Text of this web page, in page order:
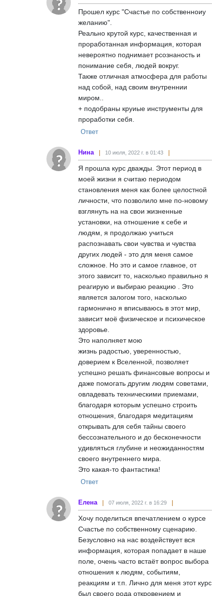
Прошел курс "Счастье по собственноиу
желанию".
Реально крутой курс, качественная и
проработанная информация, которая
невероятно поднимает рсознаность и
понимание себя, людей вокруг.
Также отличная атмосфера для работы
над собой, над своим внутреннии
миром..
+ подобраны круиые инструменты для
проработки себя.
Ответ
Нина 10 июля, 2022 г. в 01:43
Я прошла курс дважды. Этот период в
моей жизни я считаю периодом
становления меня как более целостной
личности, что позволило мне по-новому
взглянуть на на свои жизненные
установки, на отношение к себе и
людям, я продолжаю учиться
распознавать свои чувства и чувства
других людей - это для меня самое
сложное. Но это и самое главное, от
этого зависит то, насколько правильно я
реагирую и выбираю реакцию . Это
является залогом того, насколько
гармонично я вписываюсь в этот мир,
зависит моё физическое и психическое
здоровье.
Это наполняет мою
жизнь радостью, уверенностью,
доверием к Вселенной, позволяет
успешно решать финансовые вопросы и
даже помогать другим людям советами,
овладевать техническими приемами,
благодаря которым успешно строить
отношения, благодаря медитациям
открывать для себя тайны своего
бессознательного и до бесконечности
удивляться глубине и неожиданностям
своего внутреннего мира.
Это какая-то фантастика!
Ответ
Елена 07 июля, 2022 г. в 16:29
Хочу поделиться впечатлением о курсе
Счастье по собственному сценарию.
Безусловно на нас воздействует вся
информация, которая попадает в наше
поле, очень часто встаёт вопрос выбора
отношения к людям, событиям,
реакциям и т.п. Лично для меня этот курс
был своего рода откровением и